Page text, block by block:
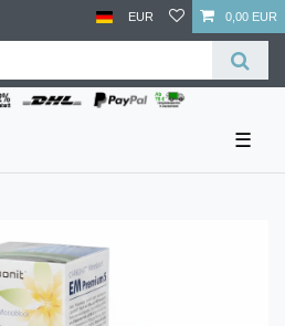
EUR 0,00 EUR
☰